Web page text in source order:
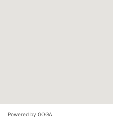
Powered by GOGA